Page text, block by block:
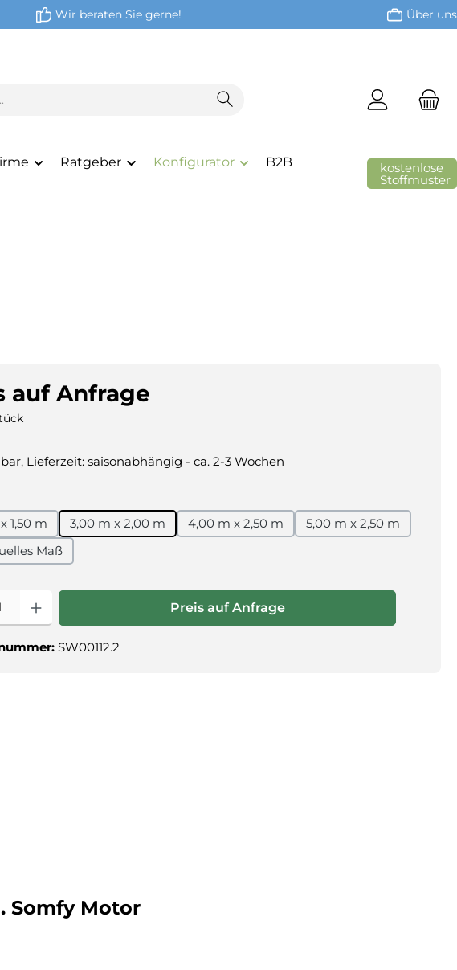
Wir beraten Sie gerne! Über uns
Ratgeber Konfigurator B2B kostenlose
Stoffmuster
auf Anfrage
Lieferzeit: saisonabhängig - ca. 2-3 Wochen
1,50 m 3,00 m x 2,00 m 4,00 m x 2,50 m
5,00 m x 2,50 m
Maß
Produkt Anzahl: Gib den gewünschten Wert ein oder benutze die
Preis auf Anfrage
SW00112.2
Somfy Motor